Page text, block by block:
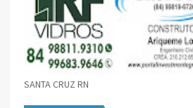
SANTA CRUZ RN